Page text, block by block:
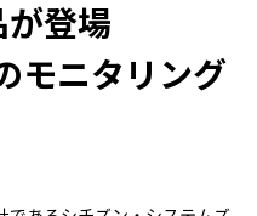
登場
モニタリング